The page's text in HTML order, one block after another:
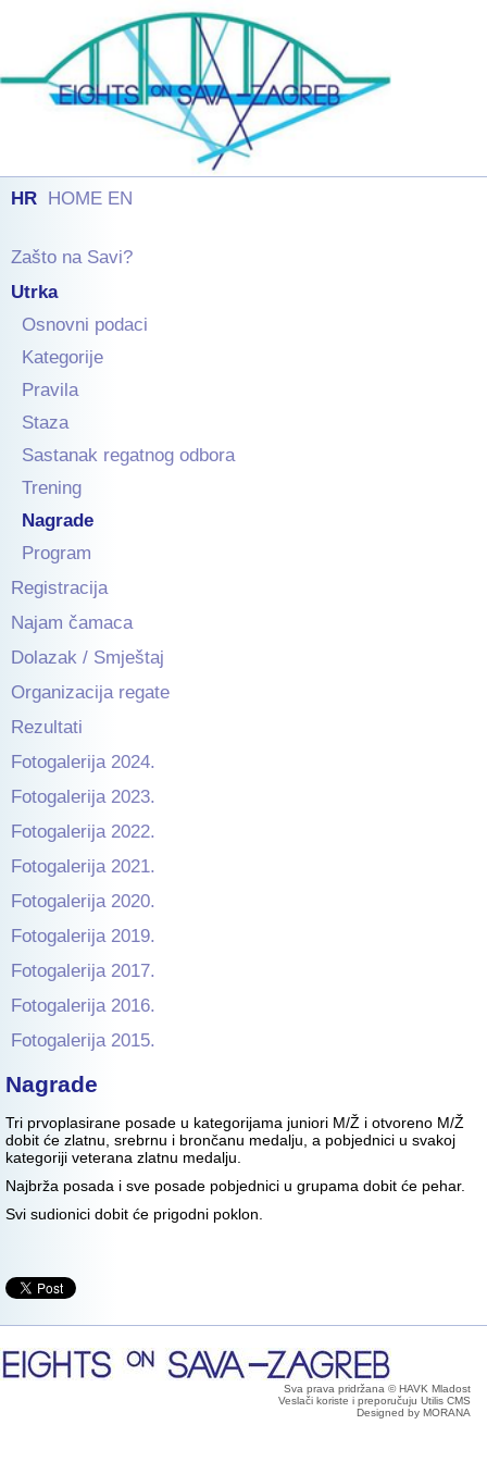
HR HOME EN
Zašto na Savi?
Utrka
Osnovni podaci
Kategorije
Pravila
Staza
Sastanak regatnog odbora
Trening
Nagrade
Program
Registracija
Najam čamaca
Dolazak / Smještaj
Organizacija regate
Rezultati
Fotogalerija 2024.
Fotogalerija 2023.
Fotogalerija 2022.
Fotogalerija 2021.
Fotogalerija 2020.
Fotogalerija 2019.
Fotogalerija 2017.
Fotogalerija 2016.
Fotogalerija 2015.
Nagrade
Tri prvoplasirane posade u kategorijama juniori M/Ž i otvoreno M/Ž
dobit će zlatnu, srebrnu i brončanu medalju, a pobjednici u svakoj
kategoriji veterana zlatnu medalju.
Najbrža posada i sve posade pobjednici u grupama dobit će pehar.
Svi sudionici dobit će prigodni poklon.
Sva prava pridržana © HAVK Mladost
Veslači koriste i preporučuju Utilis CMS
Designed by MORANA